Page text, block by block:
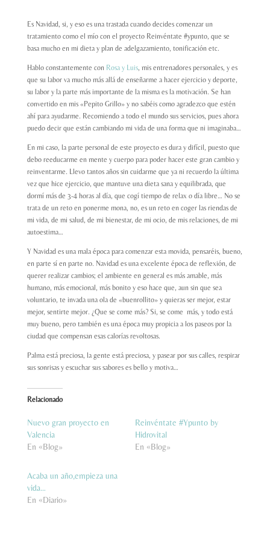
Es Navidad, si, y eso es una trastada cuando decides comenzar un
tratamiento como el mío con el proyecto Reinvéntate #ypunto, que se
basa mucho en mi dieta y plan de adelgazamiento, tonificación etc.
Hablo constantemente con Rosa y Luis, mis entrenadores personales, y es
que su labor va mucho más allá de enseñarme a hacer ejercicio y deporte,
su labor y la parte más importante de la misma es la motivación. Se han
convertido en mis «Pepito Grillo» y no sabéis como agradezco que estén
ahí para ayudarme. Recomiendo a todo el mundo sus servicios, pues ahora
puedo decir que están cambiando mi vida de una forma que ni imaginaba…
En mi caso, la parte personal de este proyecto es dura y difícil, puesto que
debo reeducarme en mente y cuerpo para poder hacer este gran cambio y
reinventarme. Llevo tantos años sin cuidarme que ya ni recuerdo la última
vez que hice ejercicio, que mantuve una dieta sana y equilibrada, que
dormí más de 3-4 horas al día, que cogí tiempo de relax o día libre… No se
trata de un reto en ponerme mona, no, es un reto en coger las riendas de
mi vida, de mi salud, de mi bienestar, de mi ocio, de mis relaciones, de mi
autoestima…
Y Navidad es una mala época para comenzar esta movida, pensaréis, bueno,
en parte sí en parte no. Navidad es una excelente época de reflexión, de
querer realizar cambios; el ambiente en general es más amable, más
humano, más emocional, más bonito y eso hace que, aun sin que sea
voluntario, te invada una ola de «buenrollito» y quieras ser mejor, estar
mejor, sentirte mejor. ¿Que se come más? Si, se come más, y todo está
muy bueno, pero también es una época muy propicia a los paseos por la
ciudad que compensan esas calorías revoltosas.
Palma está preciosa, la gente está preciosa, y pasear por sus calles, respirar
sus sonrisas y escuchar sus sabores es bello y motiva…
Relacionado
Nuevo gran proyecto en
Valencia
En «Blog»
Reinvéntate #Ypunto by
Hidrovital
En «Blog»
Acaba un año,empieza una
vida…
En «Diario»